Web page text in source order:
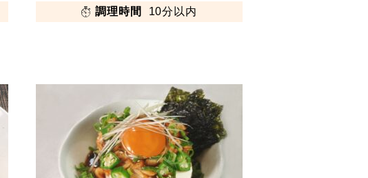
調理時間 10分以内